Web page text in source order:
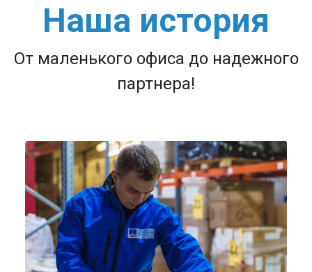
Наша история
От маленького офиса до надежного
партнера!